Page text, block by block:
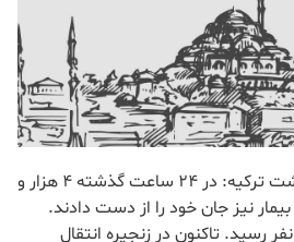
فخرالدین کوجا، وزیر بهداشت ترکیه: در 24 ساعت گذشته 4 هزار و
62 نفر به کرونا مبتلا و 107 بیمار نیز جان خود را از دست دادند.
شمار کل قربانیان به 1403 نفر رسید. تاکنون در زنجیره انتقال